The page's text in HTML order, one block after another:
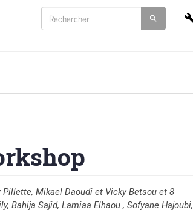
Mikael Daoudi et Vicky Betsou et 8
Bahija Sajid, Lamiaa Elhaou , Sofyane Hajoubi,